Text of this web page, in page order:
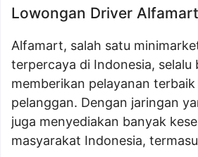
Lowongan Driver
Alfamart, salah satu
terpercaya di Indonesia, selalu
memberikan pelayanan terbaik
pelanggan. Dengan jaringan
juga menyediakan banyak
masyarakat Indonesia,